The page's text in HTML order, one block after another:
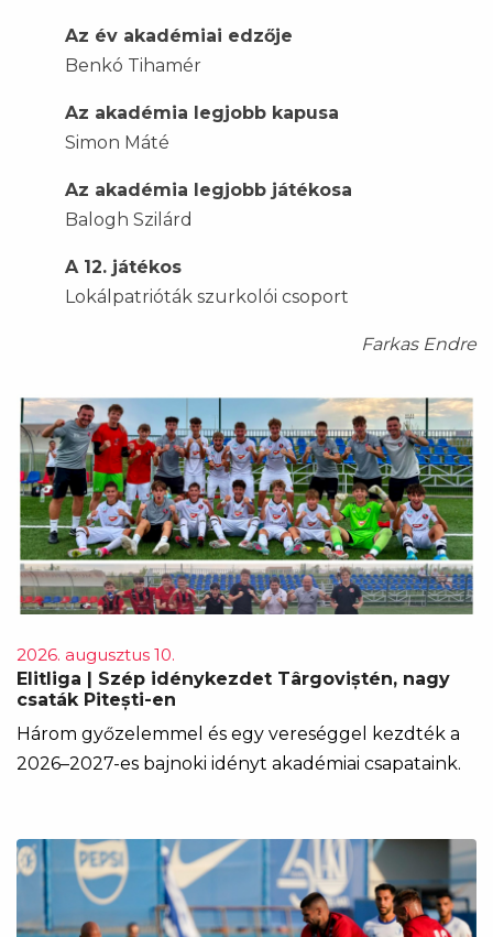
Az év akadémiai edzője
Benkó Tihamér
Az akadémia legjobb kapusa
Simon Máté
Az akadémia legjobb játékosa
Balogh Szilárd
A 12. játékos
Lokálpatrióták szurkolói csoport
Farkas Endre
2026. augusztus 10.
Elitliga | Szép idénykezdet Târgoviștén, nagy
csaták Pitești-en
Három győzelemmel és egy vereséggel kezdték a
2026–2027-es bajnoki idényt akadémiai csapataink.